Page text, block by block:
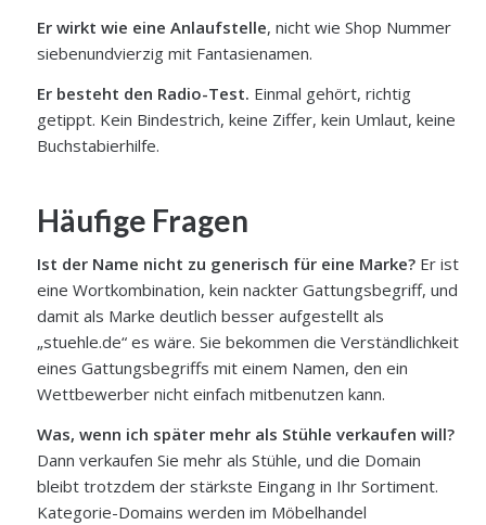
Er wirkt wie eine Anlaufstelle, nicht wie Shop Nummer
siebenundvierzig mit Fantasienamen.
Er besteht den Radio-Test. Einmal gehört, richtig
getippt. Kein Bindestrich, keine Ziffer, kein Umlaut, keine
Buchstabierhilfe.
Häufige Fragen
Ist der Name nicht zu generisch für eine Marke?Er ist
eine Wortkombination, kein nackter Gattungsbegriff, und
damit als Marke deutlich besser aufgestellt als
„stuehle.de“ es wäre. Sie bekommen die Verständlichkeit
eines Gattungsbegriffs mit einem Namen, den ein
Wettbewerber nicht einfach mitbenutzen kann.
Was, wenn ich später mehr als Stühle verkaufen will?
Dann verkaufen Sie mehr als Stühle, und die Domain
bleibt trotzdem der stärkste Eingang in Ihr Sortiment.
Kategorie-Domains werden im Möbelhandel